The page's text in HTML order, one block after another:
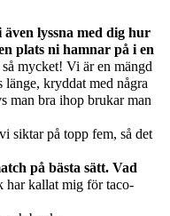
lyssna med dig hur
plats ni hamnar på i en
mycket! Vi är en mängd
kryddat med några
man bra ihop brukar man
siktar på topp fem, så det
på bästa sätt. Vad
har kallat mig för taco-